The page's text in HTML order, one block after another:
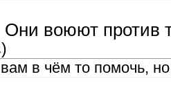
воюют против
)
в чём то помочь,